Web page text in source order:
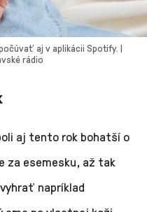
aj v aplikácii Spotify. |
rádio
aj tento rok bohatší o
za esemesku, až tak
napríklad